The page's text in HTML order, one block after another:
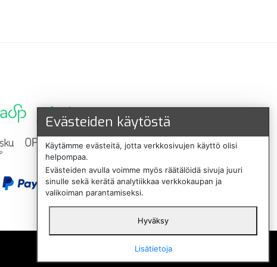
Svenska
Evästeiden käytöstä
Käytämme evästeitä, jotta verkkosivujen käyttö olisi
helpompaa.
Evästeiden avulla voimme myös räätälöidä sivuja juuri
sinulle sekä kerätä analytiikkaa verkkokaupan ja
valikoiman parantamiseksi.
Hyväksy
Lisätietoja